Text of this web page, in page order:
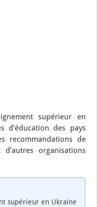
supérieur en
d’éducation des pays
recommandations de
d’autres organisations
supérieur en Ukraine